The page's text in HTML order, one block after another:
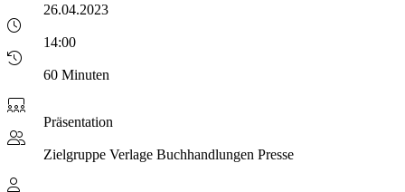
26.04.2023
14:00
60 Minuten
Präsentation
Zielgruppe Verlage Buchhandlungen Presse